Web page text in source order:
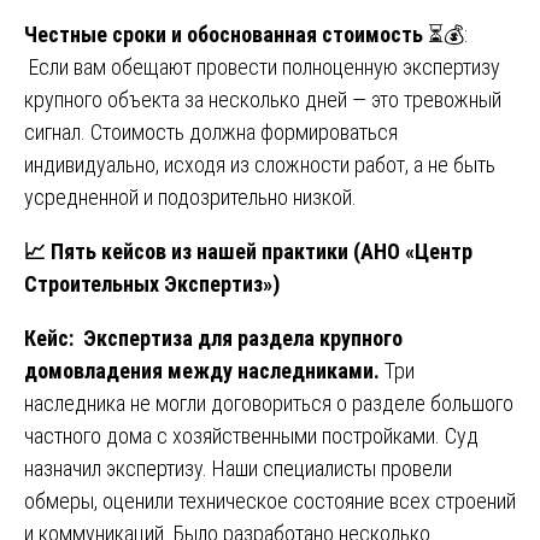
Честные сроки и обоснованная стоимость ⏳💰:
Если вам обещают провести полноценную экспертизу
крупного объекта за несколько дней — это тревожный
сигнал. Стоимость должна формироваться
индивидуально, исходя из сложности работ, а не быть
усредненной и подозрительно низкой.
📈 Пять кейсов из нашей практики (АНО «Центр
Строительных Экспертиз»)
Кейс: Экспертиза для раздела крупного
домовладения между наследниками. Три
наследника не могли договориться о разделе большого
частного дома с хозяйственными постройками. Суд
назначил экспертизу. Наши специалисты провели
обмеры, оценили техническое состояние всех строений
и коммуникаций. Было разработано несколько